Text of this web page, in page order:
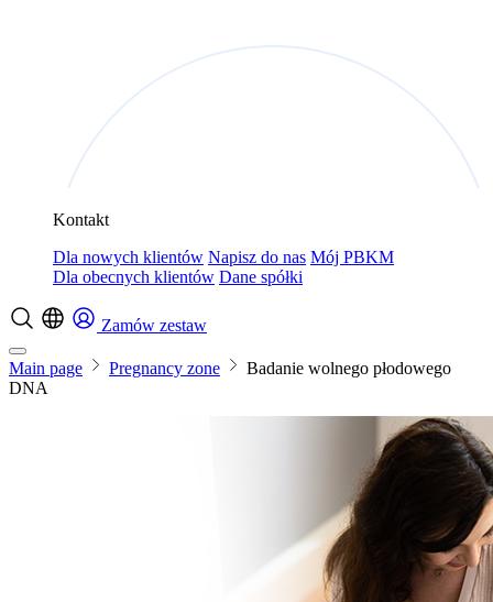
Kontakt
Dla nowych klientów Napisz do nas Mój PBKM
Dla obecnych klientów Dane spółki
Zamów zestaw
Main page Pregnancy zone
Badanie wolnego płodowego
DNA